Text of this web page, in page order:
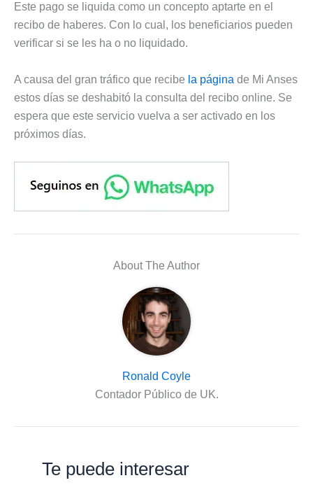
Este pago se liquida como un concepto aptarte en el
recibo de haberes. Con lo cual, los beneficiarios pueden
verificar si se les ha o no liquidado.
A causa del gran tráfico que recibe la página de Mi Anses
estos días se deshabitó la consulta del recibo online. Se
espera que este servicio vuelva a ser activado en los
próximos días.
About The Author
Ronald Coyle
Contador Público de UK.
Te puede interesar